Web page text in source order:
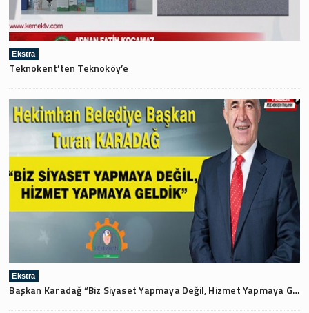
Ekstra
Teknokent’ten Teknoköy’e
Ekstra
Başkan Karadağ “Biz Siyaset Yapmaya Değil, Hizmet Yapmaya Geldik”